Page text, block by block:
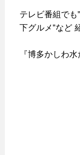
テレビ番組で
下グルメ”など
『博多かしわ